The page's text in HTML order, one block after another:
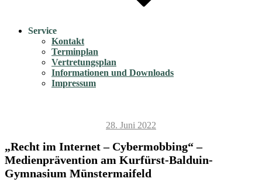
Service
Kontakt
Terminplan
Vertretungsplan
Informationen und Downloads
Impressum
Veröffentlicht
28. Juni 2022
„Recht im Internet – Cybermobbing“ –
Medienprävention am Kurfürst-Balduin-
Gymnasium Münstermaifeld